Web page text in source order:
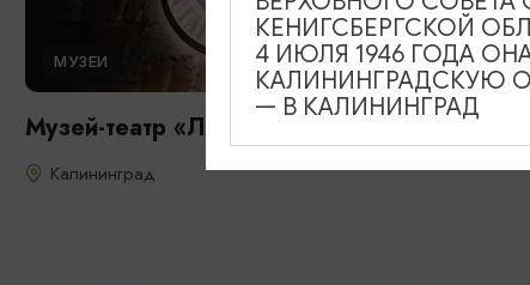
МУЗЕИ
Музей-театр «Легенды старого города»
Калининград
КЕНИГСБЕРГСКОЙ
4 ИЮЛЯ 1946 ГОДА
КАЛИНИНГРАДСКУЮ
— В КАЛИНИНГРАД